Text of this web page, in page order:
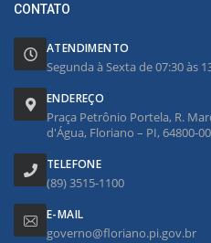
CONTATO
ATENDIMENTO
Segunda à Sexta de 07:30 às
ENDEREÇO
Praça Petrônio Portela, R.
d'Água, Floriano – PI, 64800-
TELEFONE
(89) 3515-1100
E-MAIL
governo@floriano.pi.gov.br